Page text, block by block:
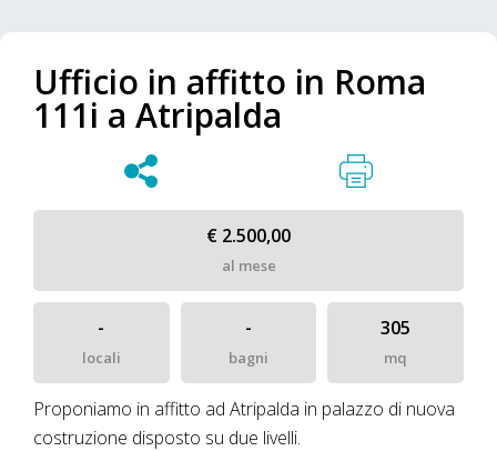
Ufficio in affitto in Roma
111i a Atripalda
€ 2.500,00
al mese
-
locali
-
bagni
305
mq
Proponiamo in affitto ad Atripalda in palazzo di nuova
costruzione disposto su due livelli.